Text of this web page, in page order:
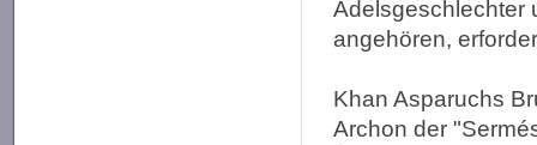
Adelsgeschlechter
angehören,
Khan Asparuchs
Archon der